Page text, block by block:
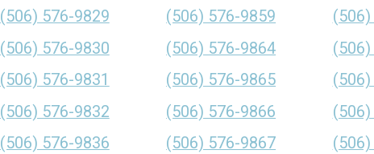
(506) 576-9829
(506) 576-9830
(506) 576-9831
(506) 576-9832
(506) 576-9836
(506) 576-9859
(506) 576-9864
(506) 576-9865
(506) 576-9866
(506) 576-9867